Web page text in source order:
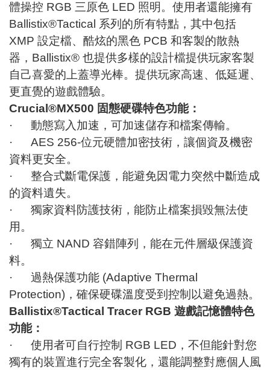
體操控 RGB 三原色 LED 照明。使用者還能擁有
Ballistix®Tactical 系列的所有特點，其中包括
XMP 設定檔、酷炫的黑色 PCB 和客製的散熱
器，Ballistix® 也提供多樣的設計檔提供玩家客製
自己喜愛的上蓋導光棒。提供玩家高速、低延遲、
更直覺的遊戲體驗。
Crucial®MX500 固態硬碟特色功能：
· 動態寫入加速，可加速儲存和檔案傳輸。
· AES 256-位元硬體加密技術，讓個資及機密
資料更安全。
· 整合式斷電保護，能避免因電力突然中斷造成
的資料遺失。
· 獨家資料防護技術，能防止檔案損毀無法使
用。
· 獨立 NAND 容錯陣列，能在元件層級保護資
料。
· 過熱保護功能 (Adaptive Thermal
Protection)，確保硬碟溫度受到控制以避免過熱。
Ballistix®Tactical Tracer RGB 遊戲記憶體特色
功能：
· 使用者可自行控制 RGB LED，不但能針對您
獨有的裝置進行完全客製化，還能調整對應個人風